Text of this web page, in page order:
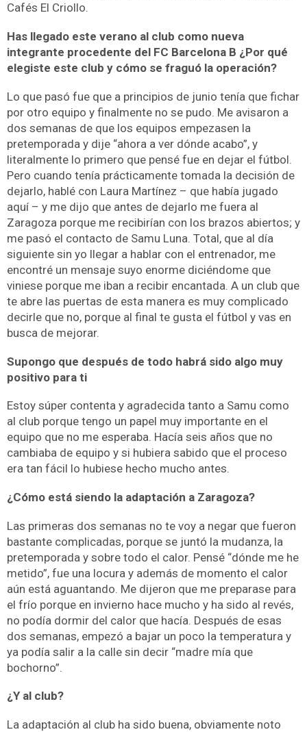
Cafés El Criollo.
Has llegado este verano al club como nueva
integrante procedente del FC Barcelona B ¿Por qué
elegiste este club y cómo se fraguó la operación?
Lo que pasó fue que a principios de junio tenía que fichar
por otro equipo y finalmente no se pudo. Me avisaron a
dos semanas de que los equipos empezasen la
pretemporada y dije “ahora a ver dónde acabo”, y
literalmente lo primero que pensé fue en dejar el fútbol.
Pero cuando tenía prácticamente tomada la decisión de
dejarlo, hablé con Laura Martínez – que había jugado
aquí – y me dijo que antes de dejarlo me fuera al
Zaragoza porque me recibirían con los brazos abiertos; y
me pasó el contacto de Samu Luna. Total, que al día
siguiente sin yo llegar a hablar con el entrenador, me
encontré un mensaje suyo enorme diciéndome que
viniese porque me iban a recibir encantada. A un club que
te abre las puertas de esta manera es muy complicado
decirle que no, porque al final te gusta el fútbol y vas en
busca de mejorar.
Supongo que después de todo habrá sido algo muy
positivo para ti
Estoy súper contenta y agradecida tanto a Samu como
al club porque tengo un papel muy importante en el
equipo que no me esperaba. Hacía seis años que no
cambiaba de equipo y si hubiera sabido que el proceso
era tan fácil lo hubiese hecho mucho antes.
¿Cómo está siendo la adaptación a Zaragoza?
Las primeras dos semanas no te voy a negar que fueron
bastante complicadas, porque se juntó la mudanza, la
pretemporada y sobre todo el calor. Pensé “dónde me he
metido”, fue una locura y además de momento el calor
aún está aguantando. Me dijeron que me preparase para
el frío porque en invierno hace mucho y ha sido al revés,
no podía dormir del calor que hacía. Después de esas
dos semanas, empezó a bajar un poco la temperatura y
ya podía salir a la calle sin decir “madre mía que
bochorno”.
¿Y al club?
La adaptación al club ha sido buena, obviamente noto